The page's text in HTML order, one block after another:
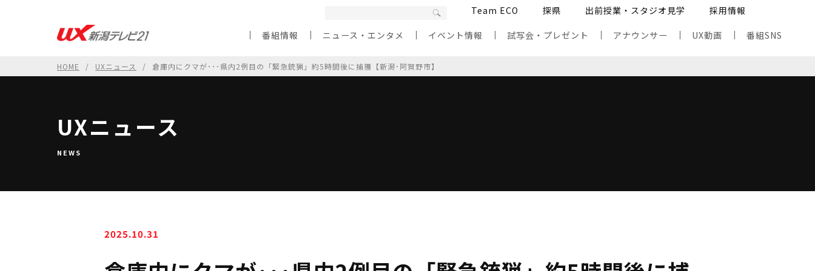
Team ECO 探県 出前授業・スタジオ見学 採用情報
番組情報 ニュース・エンタメ イベント情報 試写会・プレゼント アナウンサー UX動画 番組SNS
HOME UXニュース 倉庫内にクマが･･･県内2例目の「緊急銃猟」約5時間後に捕獲【新潟･阿賀野市】
UXニュース
NEWS
2025.10.31